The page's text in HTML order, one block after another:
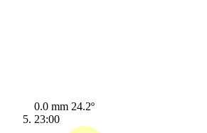
0.0 mm 24.2º
23:00